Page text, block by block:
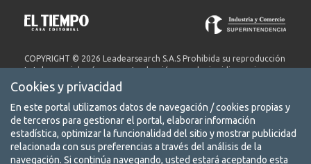
COPYRIGHT © 2026 Leadearsearch S.A.S Prohibida su reproducción
total o parcial, así como su traducción a cualquier idioma sin
autorización escrita de su titular. elempleo.com es un producto de
Leadearsearch S.A.S. Nit. 8300651578.
Términos y condiciones
Aviso de privacidad
Protección de datos
Cookies y privacidad
En este portal utilizamos datos de navegación / cookies propias y
de terceros para gestionar el portal, elaborar información
estadística, optimizar la funcionalidad del sitio y mostrar publicidad
relacionada con sus preferencias a través del análisis de la
navegación. Si continúa navegando, usted estará aceptando esta